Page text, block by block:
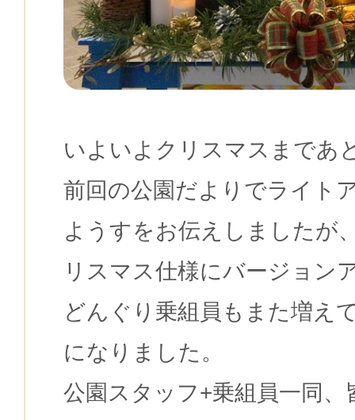
いよいよクリスマスまであ
前回の公園だよりでライト
ようすをお伝えしましたが
リスマス仕様にバージョン
どんぐり乗組員もまた増え
になりました。
公園スタッフ+乗組員一同